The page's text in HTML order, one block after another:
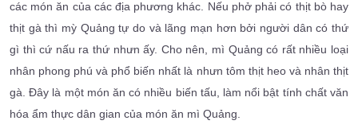
các món ăn của các địa phương khác. Nếu phở phải có thịt bò hay
thịt gà thì mỳ Quảng tự do và lãng mạn hơn bởi người dân có thứ
gì thì cứ nấu ra thứ nhưn ấy. Cho nên, mì Quảng có rất nhiều loại
nhân phong phú và phổ biến nhất là nhưn tôm thịt heo và nhân thịt
gà. Đây là một món ăn có nhiều biến tấu, làm nổi bật tính chất văn
hóa ẩm thực dân gian của món ăn mì Quảng.